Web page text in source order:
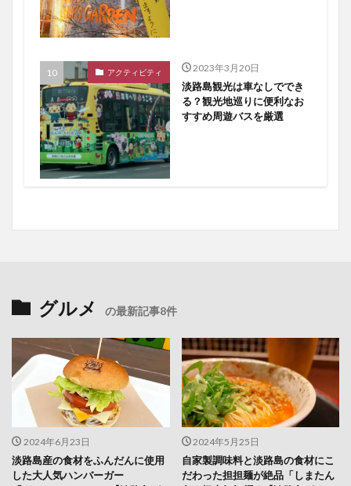
アクティビティ 2023年3月20日
淡路島観光は車なしででき
る？観光地巡りに便利なお
すすめ周遊バスを厳選
グルメ の最新記事8件
2024年6月23日
淡路島産の食材をふんだんに使用
した大人気ハンバーガー
2024年5月25日
自家製調味料と淡路島の食材にこ
だわった担担麺が絶品「しまたん